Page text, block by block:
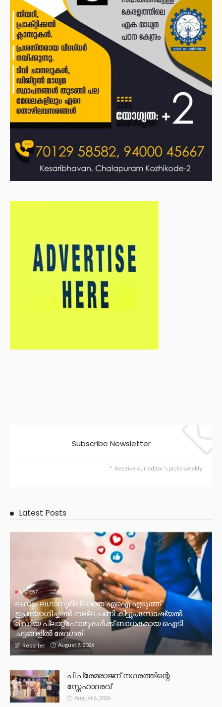
Subscribe Newsletter
Receive our editor's picks weekly
Latest Posts
LATEST
ലക്കും ലഗാനുമില്ലാതെ എഐ എടുത്ത്
ഉപയോഗിച്ചാല്‍ നല്ല പണി കിട്ടും,സോഷ്യല്‍
മീഡിയ പ്ലാറ്റ്‌ഫോമുകള്‍ക്ക് ബാധകമായ ഐടി
ചട്ടങ്ങളില്‍ ഭേദഗതി
Reporter August 7, 2026
പി പ്രേമരാജന് നഗരത്തിന്റെ
സ്നേഹാദരവ്
August 6, 2026